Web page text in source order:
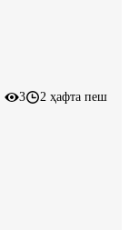
3 2 ҳафта пеш